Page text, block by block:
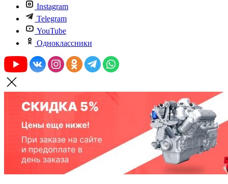
Instagram
Telegram
YouTube
Одноклассники